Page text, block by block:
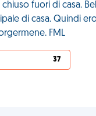
fuori di casa.
di casa. Quindi
FML
37